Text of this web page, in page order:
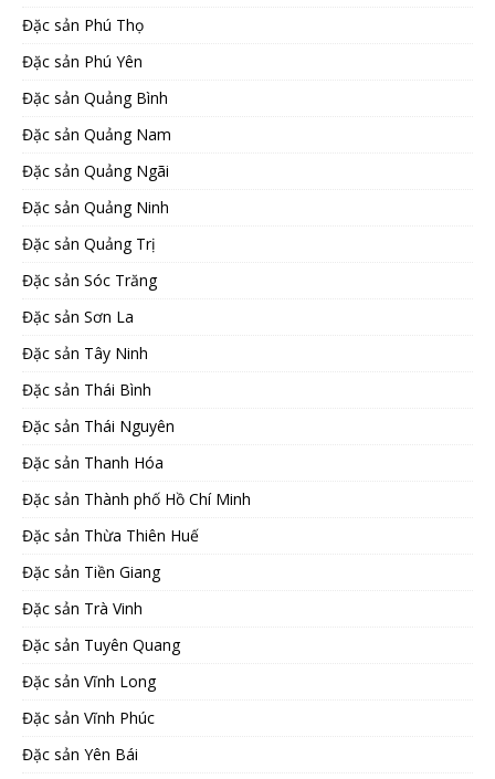
Đặc sản Phú Thọ
Đặc sản Phú Yên
Đặc sản Quảng Bình
Đặc sản Quảng Nam
Đặc sản Quảng Ngãi
Đặc sản Quảng Ninh
Đặc sản Quảng Trị
Đặc sản Sóc Trăng
Đặc sản Sơn La
Đặc sản Tây Ninh
Đặc sản Thái Bình
Đặc sản Thái Nguyên
Đặc sản Thanh Hóa
Đặc sản Thành phố Hồ Chí Minh
Đặc sản Thừa Thiên Huế
Đặc sản Tiền Giang
Đặc sản Trà Vinh
Đặc sản Tuyên Quang
Đặc sản Vĩnh Long
Đặc sản Vĩnh Phúc
Đặc sản Yên Bái